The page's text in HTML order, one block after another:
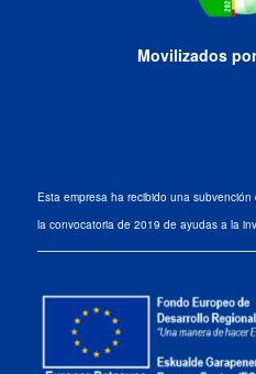
Movilizados
Esta empresa ha recibido una
la convocatoria de 2019 de ayudas a la